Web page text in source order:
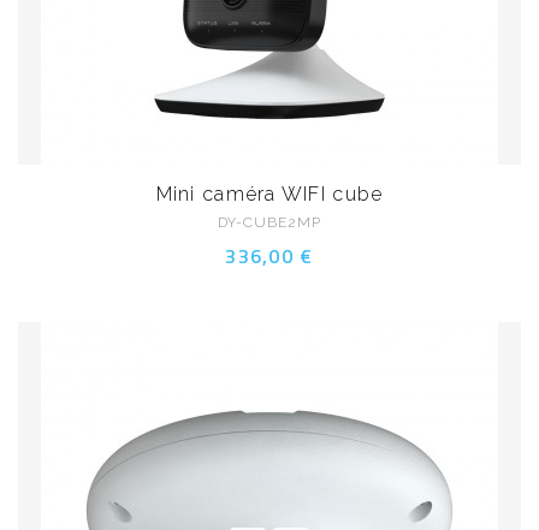
Mini caméra WIFI cube
DY-CUBE2MP
336,00 €